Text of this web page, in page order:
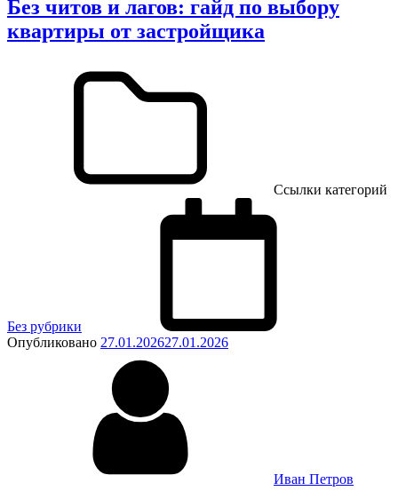
Без читов и лагов: гайд по выбору
квартиры от застройщика
Ссылки категорий
Без рубрики
Опубликовано 27.01.202627.01.2026
Иван Петров